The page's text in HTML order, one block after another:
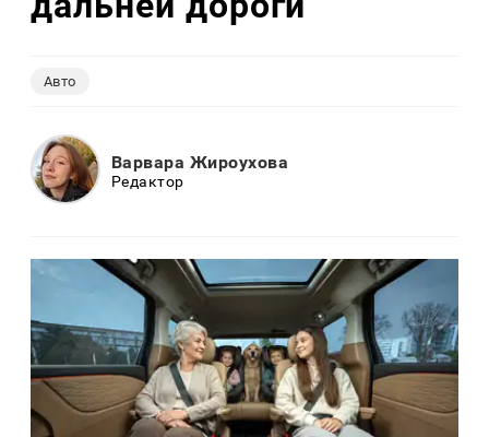
Авто
Варвара Жироухова
Редактор